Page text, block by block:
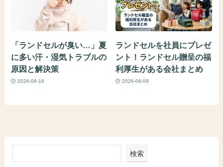
「ランドセルが臭い…」夏
に多い汗・湿気トラブルの
原因と解決策
2026-06-16
ランドセルを社員にプレゼ
ント！ランドセル贈呈の福
利厚生がある会社まとめ
2026-06-09
検索